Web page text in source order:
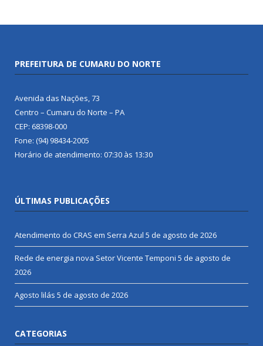
PREFEITURA DE CUMARU DO NORTE
Avenida das Nações, 73
Centro – Cumaru do Norte – PA
CEP: 68398-000
Fone: (94) 98434-2005
Horário de atendimento: 07:30 às 13:30
ÚLTIMAS PUBLICAÇÕES
Atendimento do CRAS em Serra Azul 5 de agosto de 2026
Rede de energia nova Setor Vicente Temponi 5 de agosto de
2026
Agosto lilás 5 de agosto de 2026
CATEGORIAS